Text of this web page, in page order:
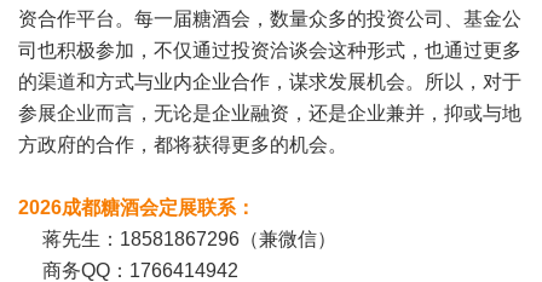
资合作平台。每一届糖酒会，数量众多的投资公司、基金公
司也积极参加，不仅通过投资洽谈会这种形式，也通过更多
的渠道和方式与业内企业合作，谋求发展机会。所以，对于
参展企业而言，无论是企业融资，还是企业兼并，抑或与地
方政府的合作，都将获得更多的机会。
2026成都糖酒会定展联系：
蒋先生：18581867296（兼微信）
商务QQ：1766414942